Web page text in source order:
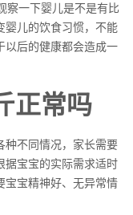
察一下婴儿是不是有比
婴儿的饮食习惯，不能
以后的健康都会造成一
正常吗
种不同情况，家长需要
据宝宝的实际需求适时
宝宝精神好、无异常情